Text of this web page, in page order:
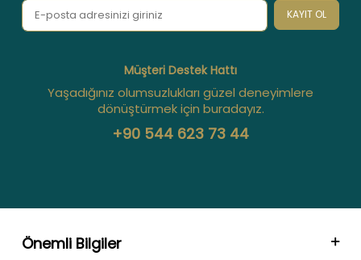
KAYIT OL
Müşteri Destek Hattı
Yaşadığınız olumsuzlukları güzel deneyimlere
dönüştürmek için buradayız.
+90 544 623 73 44
Önemli Bilgiler